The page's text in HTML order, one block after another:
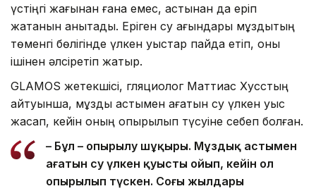
үстіңгі жағынан ғана емес, астынан да еріп
жатқанын анықтады. Еріген су ағындары мұздықтың
төменгі бөлігінде үлкен қуыстар пайда етіп, оны
ішінен әлсіретіп жатыр.
GLAMOS жетекшісі, гляциолог Маттиас Хусстың
айтуынша, мұздық астымен ағатын су үлкен қуыс
жасап, кейін оның опырылып түсуіне себеп болған.
– Бұл – опырылу шұңқыры. Мұздық астымен
ағатын су үлкен қуысты ойып, кейін ол
опырылып түскен. Соңғы жылдары